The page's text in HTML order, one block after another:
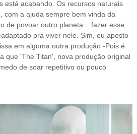
está acabando. Os recursos naturais
com a ajuda sempre bem vinda da
de povoar outro planeta... fazer esse
pra viver nele. Sim, eu aposto
em alguma outra produção -Pois é
que 'The Titan', nova produção original
de soar repetitivo ou pouco